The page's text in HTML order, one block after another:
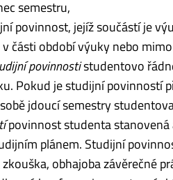
semestru,
povinnost, jejíž součástí je
části období výuky nebo
povinnostistudentovo
Pokud je stu­dijní povinností
jdoucí semestry
povinnost studenta
plánem. Stu­dijní
obhajoba závěrečné